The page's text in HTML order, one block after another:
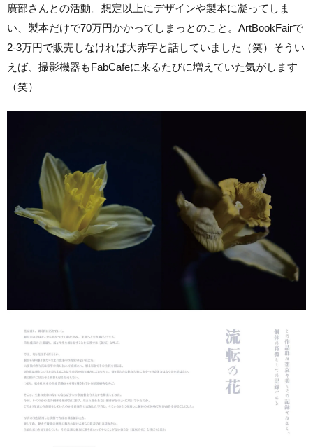
廣部さんとの活動。想定以上にデザインや製本に凝ってしま
い、製本だけで70万円かかってしまっとのこと。ArtBookFairで
2-3万円で販売しなければ大赤字と話していました（笑）そうい
えば、撮影機器もFabCafeに来るたびに増えていた気がします
（笑）